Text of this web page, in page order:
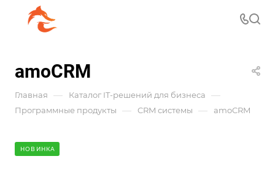
amoCRM
Главная — Каталог IT-решений для бизнеса —
Программные продукты — CRM системы — amoCRM
НОВИНКА